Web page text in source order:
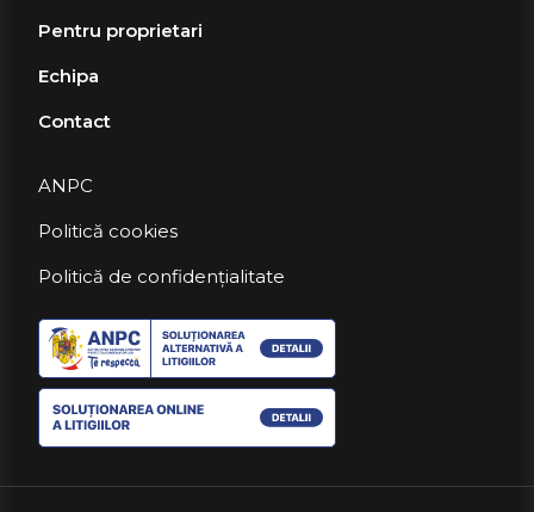
Pentru proprietari
Echipa
Contact
ANPC
Politică cookies
Politică de confidențialitate